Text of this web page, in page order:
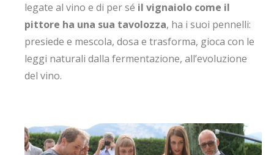
legate al vino e di per sé il vignaiolo come il
pittore ha una sua tavolozza, ha i suoi pennelli:
presiede e mescola, dosa e trasforma, gioca con le
leggi naturali dalla fermentazione, all’evoluzione
del vino.